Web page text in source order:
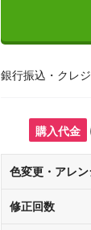
銀行振込・クレ
購入代金
色変更・アレン
修正回数